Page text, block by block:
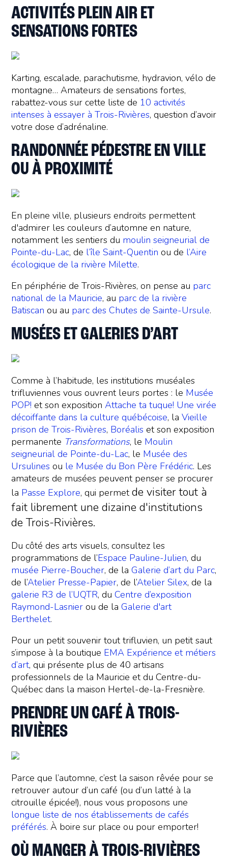
ACTIVITÉS PLEIN AIR ET
SENSATIONS FORTES
Karting, escalade, parachutisme, hydravion, vélo de
montagne… Amateurs de sensations fortes,
rabattez-vous sur cette liste de 10 activités
intenses à essayer à Trois-Rivières, question d’avoir
votre dose d’adrénaline.
RANDONNÉE PÉDESTRE EN VILLE
OU À PROXIMITÉ
En pleine ville, plusieurs endroits permettent
d'admirer les couleurs d’automne en nature,
notamment les sentiers du moulin seigneurial de
Pointe-du-Lac, de l’île Saint-Quentin ou de l’Aire
écologique de la rivière Milette.
En périphérie de Trois-Rivières, on pense au parc
national de la Mauricie, au parc de la rivière
Batiscan ou au parc des Chutes de Sainte-Ursule.
MUSÉES ET GALERIES D’ART
Comme à l’habitude, les institutions muséales
trifluviennes vous ouvrent leurs portes : le Musée
POP! et son expositionAttache ta tuque! Une virée
décoiffante dans la culture québécoise, laVieille
prison de Trois-Rivières, Boréalis et son exposition
permanente Transformations, le Moulin
seigneurial de Pointe-du-Lac, le Musée des
Ursulines ou le Musée du Bon Père Frédéric. Les
amateurs de musées peuvent penser se procurer
la Passe Explore, qui permetde visitertout à
fait librement une dizaine d'institutions
de Trois-Rivières.
Du côté des arts visuels, consultez les
programmations de l’Espace Pauline-Julien, du
musée Pierre-Boucher, de laGalerie d’art du Parc,
de l’Atelier Presse-Papier, de l’Atelier Silex, de la
galerie R3 de l’UQTR, duCentre d’exposition
Raymond-Lasnier ou de laGalerie d'art
Berthelet.
Pour un petit souvenir tout trifluvien, un petit saut
s’impose à la boutique EMA Expérience et métiers
d’art, qui présente plus de 40 artisans
professionnels de la Mauricie et du Centre-du-
Québec dans la maison Hertel-de-la-Fresnière.
PRENDRE UN CAFÉ À TROIS-
RIVIÈRES
Parce que l’automne, c’est la saison rêvée pour se
retrouver autour d’un café (ou d’un latté à la
citrouille épicée!), nous vous proposons une
longue liste de nos établissements de cafés
préférés. À boire sur place ou pour emporter!
OÙ MANGER À TROIS-RIVIÈRES